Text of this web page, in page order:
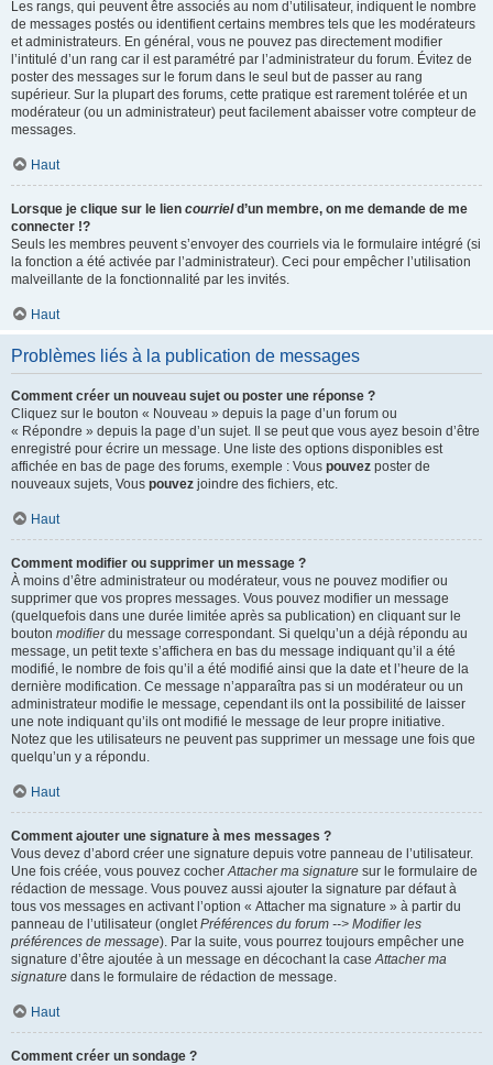
Les rangs, qui peuvent être associés au nom d’utilisateur, indiquent le nombre
de messages postés ou identifient certains membres tels que les modérateurs
et administrateurs. En général, vous ne pouvez pas directement modifier
l’intitulé d’un rang car il est paramétré par l’administrateur du forum. Évitez de
poster des messages sur le forum dans le seul but de passer au rang
supérieur. Sur la plupart des forums, cette pratique est rarement tolérée et un
modérateur (ou un administrateur) peut facilement abaisser votre compteur de
messages.
Haut
Lorsque je clique sur le lien courrield’un membre, on me demande de me
connecter !?
Seuls les membres peuvent s’envoyer des courriels via le formulaire intégré (si
la fonction a été activée par l’administrateur). Ceci pour empêcher l’utilisation
malveillante de la fonctionnalité par les invités.
Haut
Problèmes liés à la publication de messages
Comment créer un nouveau sujet ou poster une réponse ?
Cliquez sur le bouton « Nouveau » depuis la page d’un forum ou
« Répondre » depuis la page d’un sujet. Il se peut que vous ayez besoin d’être
enregistré pour écrire un message. Une liste des options disponibles est
affichée en bas de page des forums, exemple : Vous pouvez poster de
nouveaux sujets, Vous pouvez joindre des fichiers, etc.
Haut
Comment modifier ou supprimer un message ?
À moins d’être administrateur ou modérateur, vous ne pouvez modifier ou
supprimer que vos propres messages. Vous pouvez modifier un message
(quelquefois dans une durée limitée après sa publication) en cliquant sur le
bouton modifierdu message correspondant. Si quelqu’un a déjà répondu au
message, un petit texte s’affichera en bas du message indiquant qu’il a été
modifié, le nombre de fois qu’il a été modifié ainsi que la date et l’heure de la
dernière modification. Ce message n’apparaîtra pas si un modérateur ou un
administrateur modifie le message, cependant ils ont la possibilité de laisser
une note indiquant qu’ils ont modifié le message de leur propre initiative.
Notez que les utilisateurs ne peuvent pas supprimer un message une fois que
quelqu’un y a répondu.
Haut
Comment ajouter une signature à mes messages ?
Vous devez d’abord créer une signature depuis votre panneau de l’utilisateur.
Une fois créée, vous pouvez cocherAttacher ma signature sur le formulaire de
rédaction de message. Vous pouvez aussi ajouter la signature par défaut à
tous vos messages en activant l’option « Attacher ma signature » à partir du
panneau de l’utilisateur (ongletPréférences du forum --> Modifier les
préférences de message). Par la suite, vous pourrez toujours empêcher une
signature d’être ajoutée à un message en décochant la caseAttacher ma
signature dans le formulaire de rédaction de message.
Haut
Comment créer un sondage ?